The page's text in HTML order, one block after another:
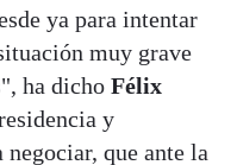
ya para intentar
muy grave
ha dicho Félix
y
que ante la